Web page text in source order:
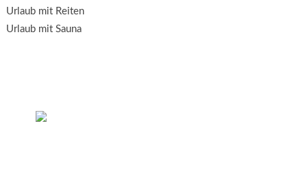
Urlaub mit Reiten
Urlaub mit Sauna